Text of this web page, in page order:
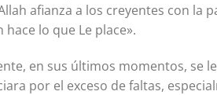
afianza a los creyentes con la
lo que Le place».
en sus últimos momentos, se
por el exceso de faltas,